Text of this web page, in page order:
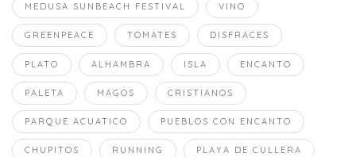
MEDUSA SUNBEACH FESTIVAL VINO
GREENPEACE TOMATES DISFRACES
PLATO ALHAMBRA ISLA ENCANTO
PALETA MAGOS CRISTIANOS
PARQUE ACUATICO PUEBLOS CON ENCANTO
CHUPITOS RUNNING PLAYA DE CULLERA